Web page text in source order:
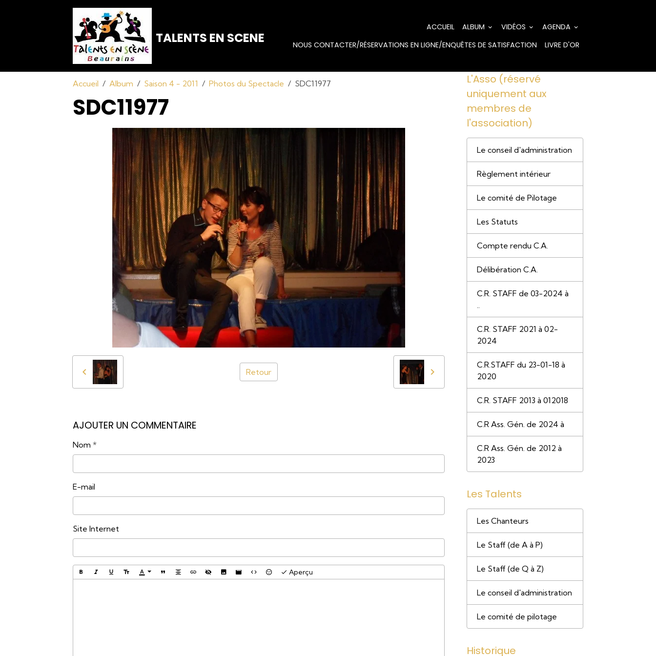
TALENTS EN SCENE
ACCUEIL ALBUM VIDÉOS
AGENDA
NOUS CONTACTER/RÉSERVATIONS EN LIGNE/ENQUÊTES DE SATISFACTION
LIVRE D'OR
Accueil Album Saison 4 - 2011 Photos du Spectacle SDC11977
SDC11977
Retour
AJOUTER UN COMMENTAIRE
Nom
E-mail
Site Internet
Aperçu
L'Asso (réservé
uniquement aux
membres de
l'association)
Le conseil d'administration
Règlement intérieur
Le comité de Pilotage
Les Statuts
Compte rendu C.A.
Délibération C.A.
C.R. STAFF de 03-2024 à
..
C.R. STAFF 2021 à 02-
2024
C.R.STAFF du 23-01-18 à
2020
C.R. STAFF 2013 à 012018
C.R Ass. Gén. de 2024 à
C.R Ass. Gén. de 2012 à
2023
Les Talents
Les Chanteurs
Le Staff (de A à P)
Le Staff (de Q à Z)
Le conseil d'administration
Le comité de pilotage
Historique